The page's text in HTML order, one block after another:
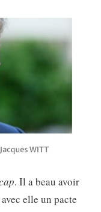
. Il a beau avoir
elle un pacte